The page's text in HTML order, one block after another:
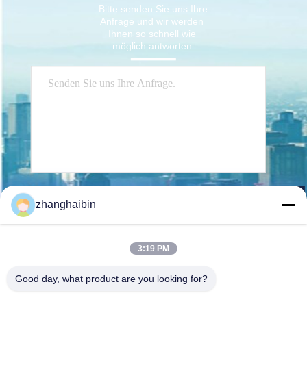
Bitte senden Sie uns Ihre
Anfrage und wir werden
Ihnen so schnell wie
möglich antworten.
Senden Sie
zhanghaibin
3:19 PM
Good day, what product are you looking for?